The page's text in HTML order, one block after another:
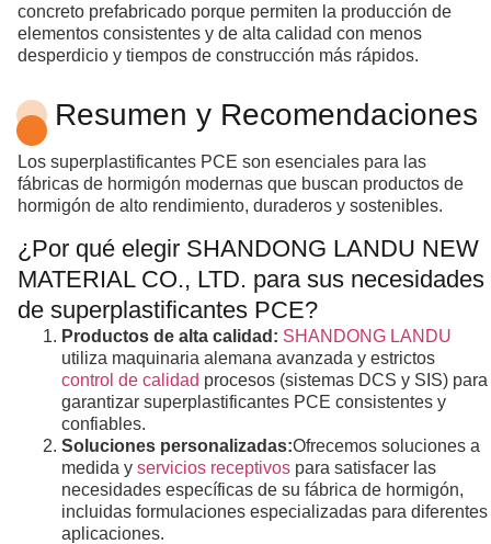
concreto prefabricado porque permiten la producción de
elementos consistentes y de alta calidad con menos
desperdicio y tiempos de construcción más rápidos.
Resumen y Recomendaciones
Los superplastificantes PCE son esenciales para las
fábricas de hormigón modernas que buscan productos de
hormigón de alto rendimiento, duraderos y sostenibles.
¿Por qué elegir SHANDONG LANDU NEW
MATERIAL CO., LTD. para sus necesidades
de superplastificantes PCE?
Productos de alta calidad: SHANDONG LANDU
utiliza maquinaria alemana avanzada y estrictos
control de calidad procesos (sistemas DCS y SIS) para
garantizar superplastificantes PCE consistentes y
confiables.
Soluciones personalizadas:Ofrecemos soluciones a
medida y servicios receptivos para satisfacer las
necesidades específicas de su fábrica de hormigón,
incluidas formulaciones especializadas para diferentes
aplicaciones.